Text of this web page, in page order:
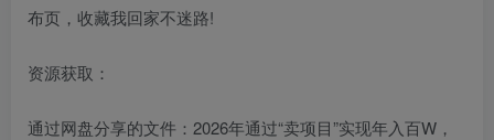
布页，收藏我回家不迷路!
资源获取：
通过网盘分享的文件：2026年通过“卖项目”实现年入百W，